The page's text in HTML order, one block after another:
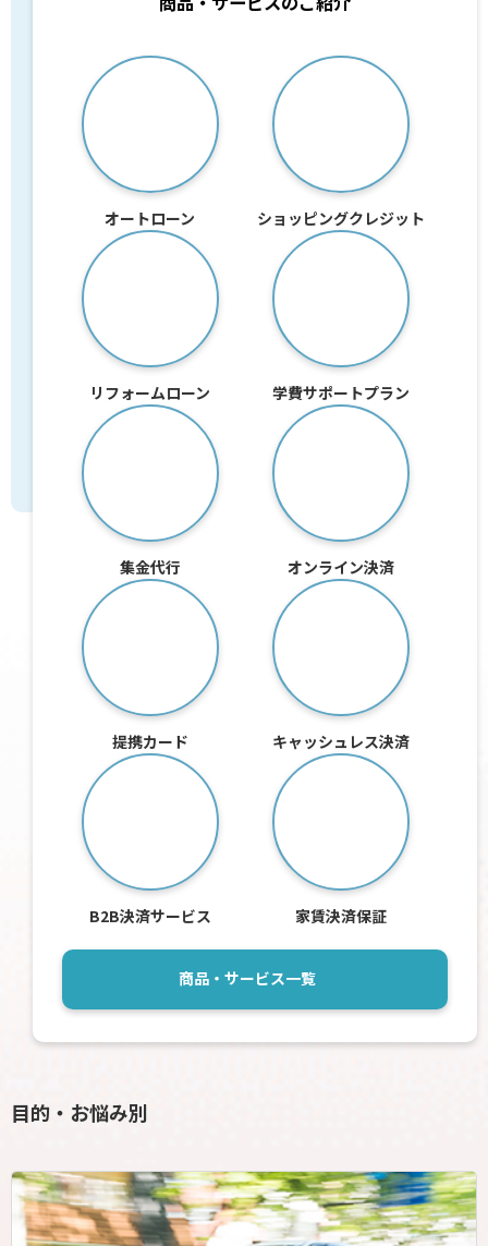
オートローン ショッピングクレジット
リフォームローン 学費サポートプラン
集金代行 オンライン決済
提携カード キャッシュレス決済
B2B決済サービス 家賃決済保証
商品・サービス一覧
目的・お悩み別